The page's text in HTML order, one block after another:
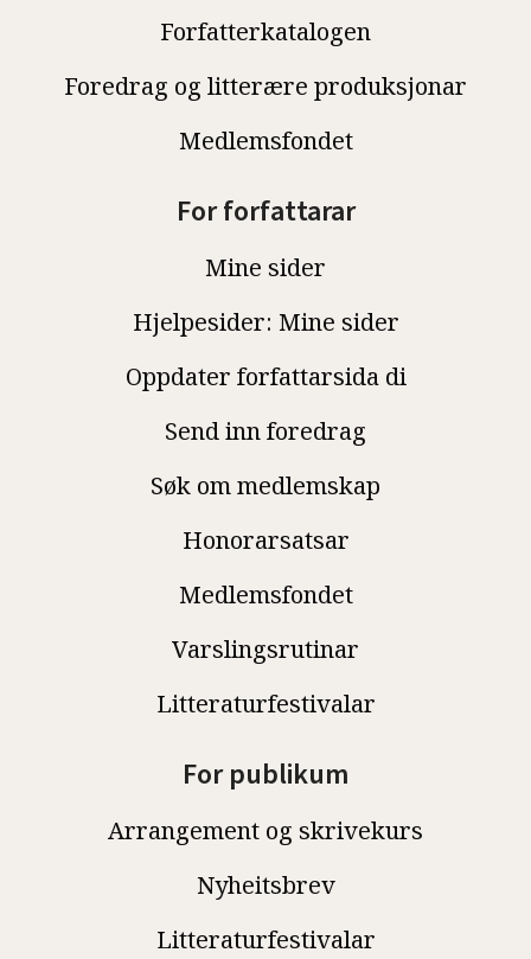
Forfatterkatalogen
Foredrag og litterære produksjonar
Medlemsfondet
For forfattarar
Mine sider
Hjelpesider: Mine sider
Oppdater forfattarsida di
Send inn foredrag
Søk om medlemskap
Honorarsatsar
Medlemsfondet
Varslingsrutinar
Litteraturfestivalar
For publikum
Arrangement og skrivekurs
Nyheitsbrev
Litteraturfestivalar